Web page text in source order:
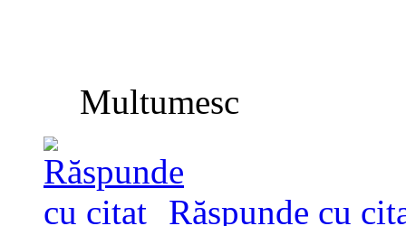
Multumesc
Răspunde cu